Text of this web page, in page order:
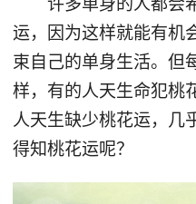
运，因为这样就能有机
束自己的单身生活。但
样，有的人天生命犯桃
人天生缺少桃花运，几
得知桃花运呢？